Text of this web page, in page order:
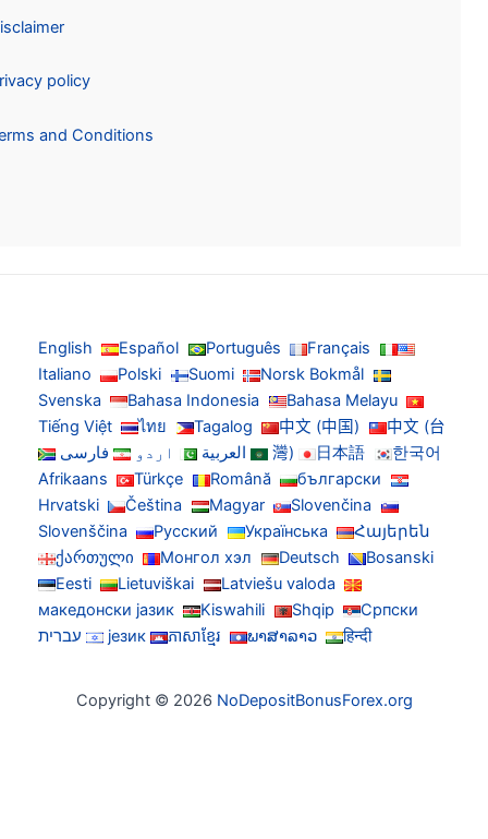
Disclaimer
Privacy policy
Terms and Conditions
English Español Português
Français
Italiano
Polski Suomi
Norsk Bokmål
Svenska
Bahasa Indonesia
Bahasa Melayu
Tiếng Việt
ไทย Tagalog 中文 (中国)
中文 (台
灣)
日本語 한국어 العربية اردو
فارسی
Afrikaans
Türkçe Română
български
Hrvatski
Čeština Magyar
Slovenčina
Slovenščina
Русский Українська
Հայերեն
ქართული
Монгол хэл Deutsch
Bosanski
Eesti
Lietuviškai
Latviešu valoda
македонски јазик
Kiswahili Shqip
Српски
језик
ភាសាខ្មែរ ພາສາລາວ हिन्दी עברית
Copyright © 2026NoDepositBonusForex.org